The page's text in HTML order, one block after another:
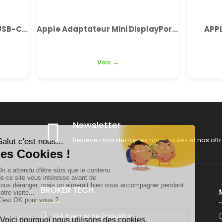
Apple Adaptateur Mini DisplayPort vers VGA APPLE 60W Magsafe 2 Neuf
Voir →
Newsletter
Recevez nos dernières nouveautés et nos
BROKER TECH
134 Avenue de l'Industrie